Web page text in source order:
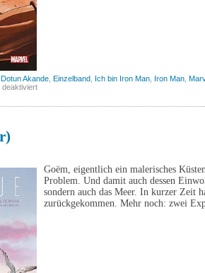
Dotun Akande Einzelband Ich bin Iron Man Iron Man
deaktiviertfür
Goëm, eigentlich ein malerisches
Problem. Und damit auch dessen
sondern auch das Meer. In kurzer Zeit
zurückgekommen. Mehr noch: zwei